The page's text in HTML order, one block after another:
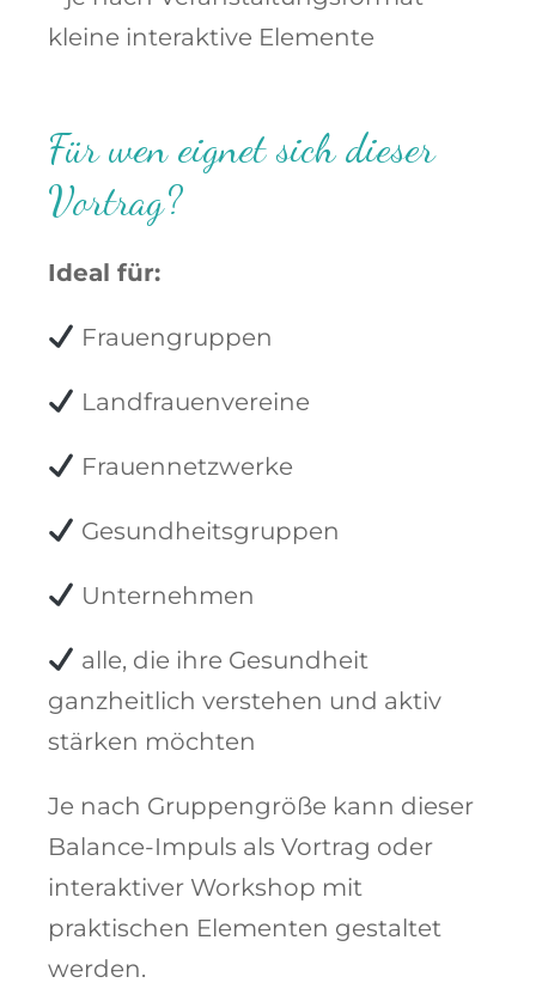
kleine interaktive Elemente
Für wen eignet sich dieser
Vortrag?
Ideal für:
Frauengruppen
Landfrauenvereine
Frauennetzwerke
Gesundheitsgruppen
Unternehmen
alle, die ihre Gesundheit
ganzheitlich verstehen und aktiv
stärken möchten
Je nach Gruppengröße kann dieser
Balance-Impuls als Vortrag oder
interaktiver Workshop mit
praktischen Elementen gestaltet
werden.